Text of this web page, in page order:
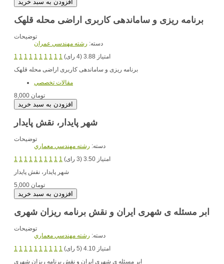
برنامه ریزی و ساماندهی کاربری اراضی محله قلهک
توضیحات
دسته: رشته مهندسي عمران
1 1 1 1 1 1 1 1 1 1
امتیاز 3.88 (4 رای)
مقالات تخصصي
8,000 تومان
شهر پایدار، نقش پایدار
توضیحات
دسته: رشته مهندسي معماري
1 1 1 1 1 1 1 1 1 1
امتیاز 3.50 (3 رای)
شهر پایدار، نقش پایدار
5,000 تومان
ابر مسئله ی شهری ایران و نقش برنامه ریزان شهری
توضیحات
دسته: رشته مهندسي معماري
1 1 1 1 1 1 1 1 1 1
امتیاز 4.10 (5 رای)